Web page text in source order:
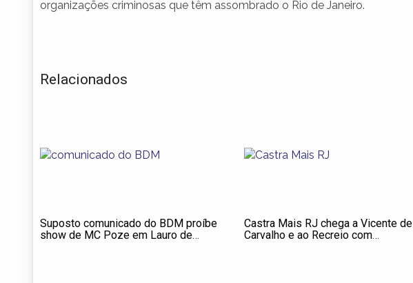
organizações criminosas que têm assombrado o Rio de Janeiro.
Relacionados
Suposto comunicado do BDM proíbe
show de MC Poze em Lauro de
Castra Mais RJ chega a Vicente de
Carvalho e ao Recreio com